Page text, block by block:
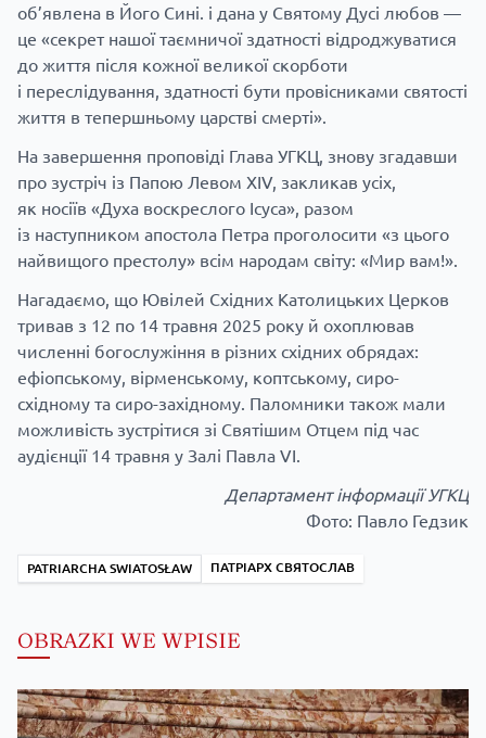
об’явлена в Його Сині. і дана у Святому Дусі любов —
це «секрет нашої таємничої здатності відроджуватися
до життя після кожної великої скорботи
і переслідування, здатності бути провісниками святості
життя в тепершньому царстві смерті».
На завершення проповіді Глава УГКЦ, знову згадавши
про зустріч із Папою Левом XIV, закликав усіх,
як носіїв «Духа воскреслого Ісуса», разом
із наступником апостола Петра проголосити «з цього
найвищого престолу» всім народам світу: «Мир вам!».
Нагадаємо, що Ювілей Східних Католицьких Церков
тривав з 12 по 14 травня 2025 року й охоплював
численні богослужіння в різних східних обрядах:
ефіопському, вірменському, коптському, сиро-
східному та сиро-західному. Паломники також мали
можливість зустрітися зі Святішим Отцем під час
аудієнції 14 травня у Залі Павла VI.
Департамент інформації УГКЦ
Фото: Павло Гедзик
PATRIARCHA SWIATOSŁAW ПАТРІАРХ СВЯТОСЛАВ
OBRAZKI WE WPISIE